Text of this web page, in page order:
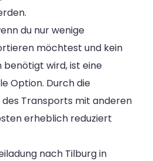
du nur wenige
möchtest und kein
wird, ist eine
Option. Durch die
Transports mit anderen
erheblich reduziert
nach Tilburg in